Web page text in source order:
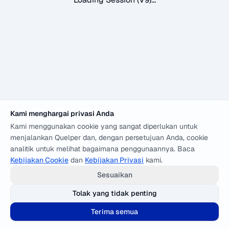
Kami menghargai privasi Anda
Kami menggunakan cookie yang sangat diperlukan untuk
menjalankan Quelper dan, dengan persetujuan Anda, cookie
analitik untuk melihat bagaimana penggunaannya. Baca
Kebijakan Cookie dan Kebijakan Privasi kami.
Sesuaikan
Tolak yang tidak penting
Terima semua